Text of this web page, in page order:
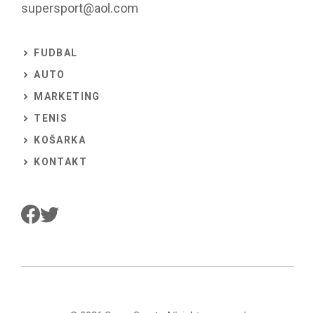
supersport@aol.com
FUDBAL
AUTO
MARKETING
TENIS
KOŠARKA
KONTAKT